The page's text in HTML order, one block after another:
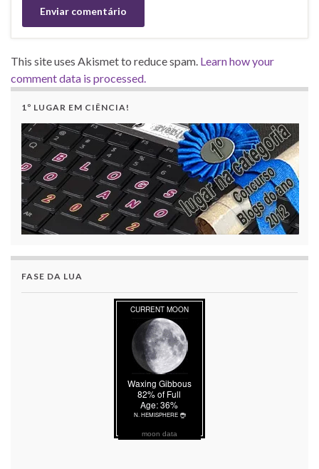
This site uses Akismet to reduce spam. Learn how your
comment data is processed.
1º LUGAR EM CIÊNCIA!
FASE DA LUA
moon data